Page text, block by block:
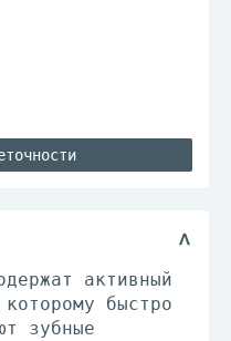
активный
быстро
зубные